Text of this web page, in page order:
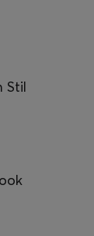
Stil